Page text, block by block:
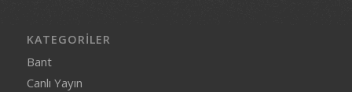
KATEGORILER
Bant
Canlı Yayın